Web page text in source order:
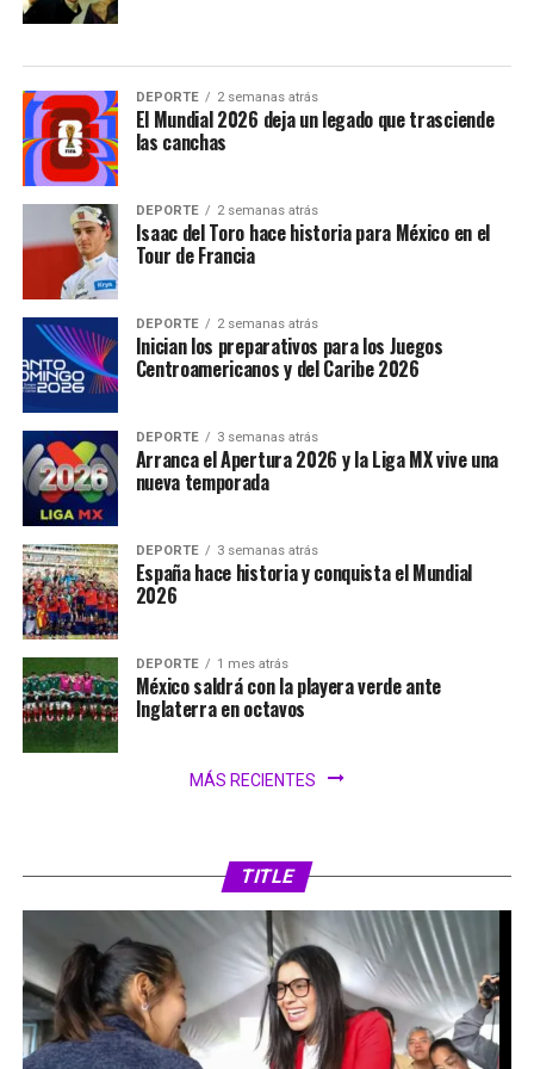
DEPORTE 2 semanas atrás
El Mundial 2026 deja un legado que trasciende
las canchas
DEPORTE 2 semanas atrás
Isaac del Toro hace historia para México en el
Tour de Francia
DEPORTE 2 semanas atrás
Inician los preparativos para los Juegos
Centroamericanos y del Caribe 2026
DEPORTE 3 semanas atrás
Arranca el Apertura 2026 y la Liga MX vive una
nueva temporada
DEPORTE 3 semanas atrás
España hace historia y conquista el Mundial
2026
DEPORTE 1 mes atrás
México saldrá con la playera verde ante
Inglaterra en octavos
MÁS RECIENTES
TITLE